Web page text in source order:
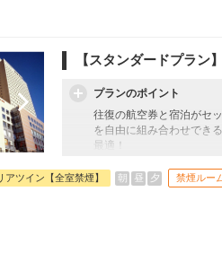
【スタンダードプラ
プランのポイント
往復の航空券と宿泊がセ
を自由に組み合わせでき
最適！
フライトは、安心のJAL
オプションでレンタカー
ツイン【全室禁煙】 朝 昼 夕 禁煙ルー